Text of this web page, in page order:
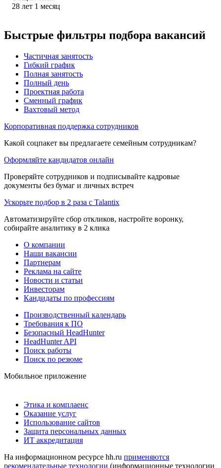
28 лет 1 месяц
Быстрые фильтры подбора вакансий
Частичная занятость
Гибкий график
Полная занятость
Полный день
Проектная работа
Сменный график
Вахтовый метод
Корпоративная поддержка сотрудников
Какой соцпакет вы предлагаете семейным сотрудникам?
Оформляйте кандидатов онлайн
Проверяйте сотрудников и подписывайте кадровые
документы без бумаг и личных встреч
Ускорьте подбор в 2 раза с Talantix
Автоматизируйте сбор откликов, настройте воронку,
собирайте аналитику в 2 клика
О компании
Наши вакансии
Партнерам
Реклама на сайте
Новости и статьи
Инвесторам
Кандидаты по профессиям
Производственный календарь
Требования к ПО
Безопасный HeadHunter
HeadHunter API
Поиск работы
Поиск по резюме
Мобильное приложение
Этика и комплаенс
Оказание услуг
Использование сайтов
Защита персональных данных
ИТ аккредитация
На информационном ресурсе hh.ru применяются
рекомендательные технологии (информационные технологии